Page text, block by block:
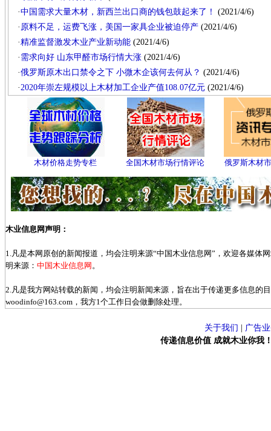
·中国需求大量木材，新西兰出口商的钱包鼓起来了！
(2021/4/6)
· 原料不足，运费飞涨，美国一家具企业被迫停产 (2021/4/6)
·精准监督激发木业产业新动能 (2021/4/6)
· 需求向好 山东甲醛市场行情大涨 (2021/4/6)
·俄罗斯原木出口禁令之下 小微木企该何去何从？ (2021/4/6)
·2020年崇左规模以上木材加工企业产值108.07亿元 (2021/4/6)
木材价格走势专栏 全国木材市场行情评论 俄罗斯木材
木业信息网声明：
1.凡是本网原创的新闻报道，均会注明来源“中国木业信息网”，欢迎各媒体
明来源： 中国木业信息网 。
2.凡是我方网站转载的新闻，均会注明新闻来源，旨在出于传递更多信息的
woodinfo@163.com，我方1个工作日会做删除处理。
关于我们
广告
传递信息价值 成就木业你我